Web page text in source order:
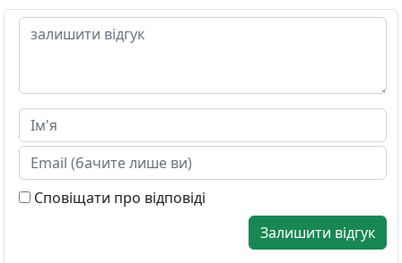
Сповіщати про відповіді
Залишити відгук